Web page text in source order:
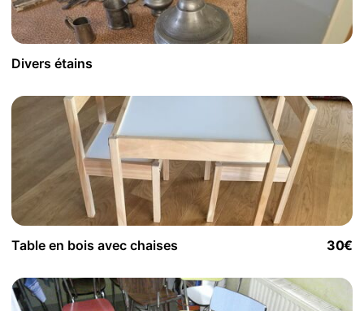
Divers étains
Table en bois avec chaises 30€